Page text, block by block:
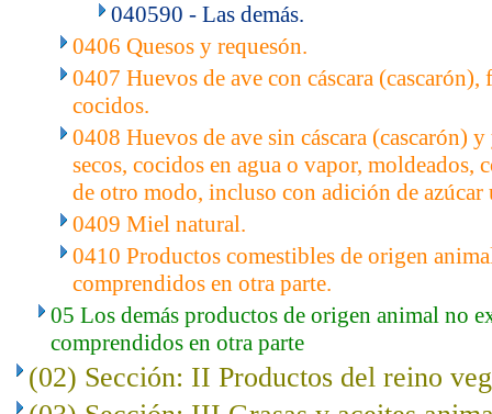
040590 - Las demás.
0406 Quesos y requesón.
0407 Huevos de ave con cáscara (cascarón),
cocidos.
0408 Huevos de ave sin cáscara (cascarón)
secos, cocidos en agua o vapor, moldeados,
de otro modo, incluso con adición de
0409 Miel natural.
0410 Productos comestibles de origen
comprendidos en otra parte.
05 Los demás productos de origen animal no
comprendidos en otra parte
(02) Sección: II Productos del reino